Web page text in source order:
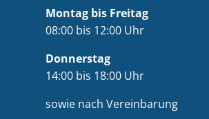
Montag bis Freitag
08:00 bis 12:00 Uhr
Donnerstag
14:00 bis 18:00 Uhr
sowie nach Vereinbarung